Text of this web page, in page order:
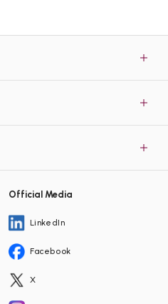
Official Media
LinkedIn
Facebook
X